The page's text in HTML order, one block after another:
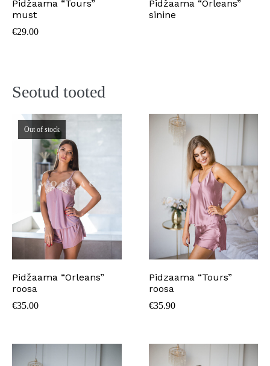
Pidžaama “Tours”
must
€29.00
Pidžaama “Orleans”
sinine
Seotud tooted
Out of stock
Pidžaama “Orleans”
roosa
€35.00
Pidzaama “Tours”
roosa
€35.90